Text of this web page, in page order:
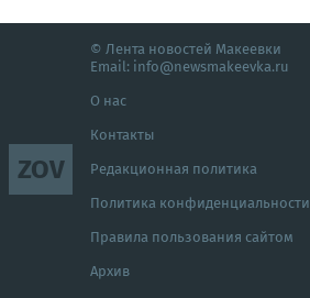
ZOV
© Лента новостей Макеевки
Email: info@newsmakeevka.ru
О нас
Контакты
Редакционная политика
Политика конфиденциальности
Правила пользования сайтом
Архив